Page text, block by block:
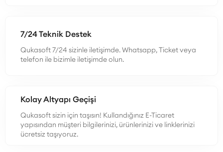
7/24 Teknik Destek
Qukasoft 7/24 sizinle iletişimde. Whatsapp, Ticket veya
telefon ile bizimle iletişimde olun.
Kolay Altyapı Geçişi
Qukasoft sizin için taşısın! Kullandığınız E-Ticaret
yapısından müşteri bilgilerinizi, ürünlerinizi ve linklerinizi
ücretsiz taşıyoruz.